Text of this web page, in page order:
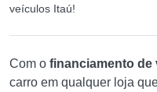
veículos Itaú!
Com o financiamento de
carro em qualquer loja